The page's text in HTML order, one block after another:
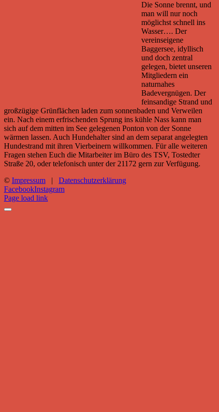
Die Sonne brennt, und
man will nur noch
möglichst schnell ins
Wasser…. Der
vereinseigene
Baggersee, idyllisch
und doch zentral
gelegen, bietet unseren
Mitgliedern ein
naturnahes
Badevergnügen. Der
feinsandige Strand und
großzügige Grünflächen laden zum sonnenbaden und Verweilen
ein. Nach einem erfrischenden Sprung ins kühle Nass kann man
sich auf dem mitten im See gelegenen Ponton von der Sonne
wärmen lassen. Auch Hundehalter sind an dem separat angelegten
Hundestrand mit ihren Vierbeinern willkommen. Für alle weiteren
Fragen stehen Euch die Mitarbeiter im Büro des TSV, Tostedter
Straße 20, oder telefonisch unter der 21172 gern zur Verfügung.
© Impressum | Datenschutzerklärung
FacebookInstagram
Page load link